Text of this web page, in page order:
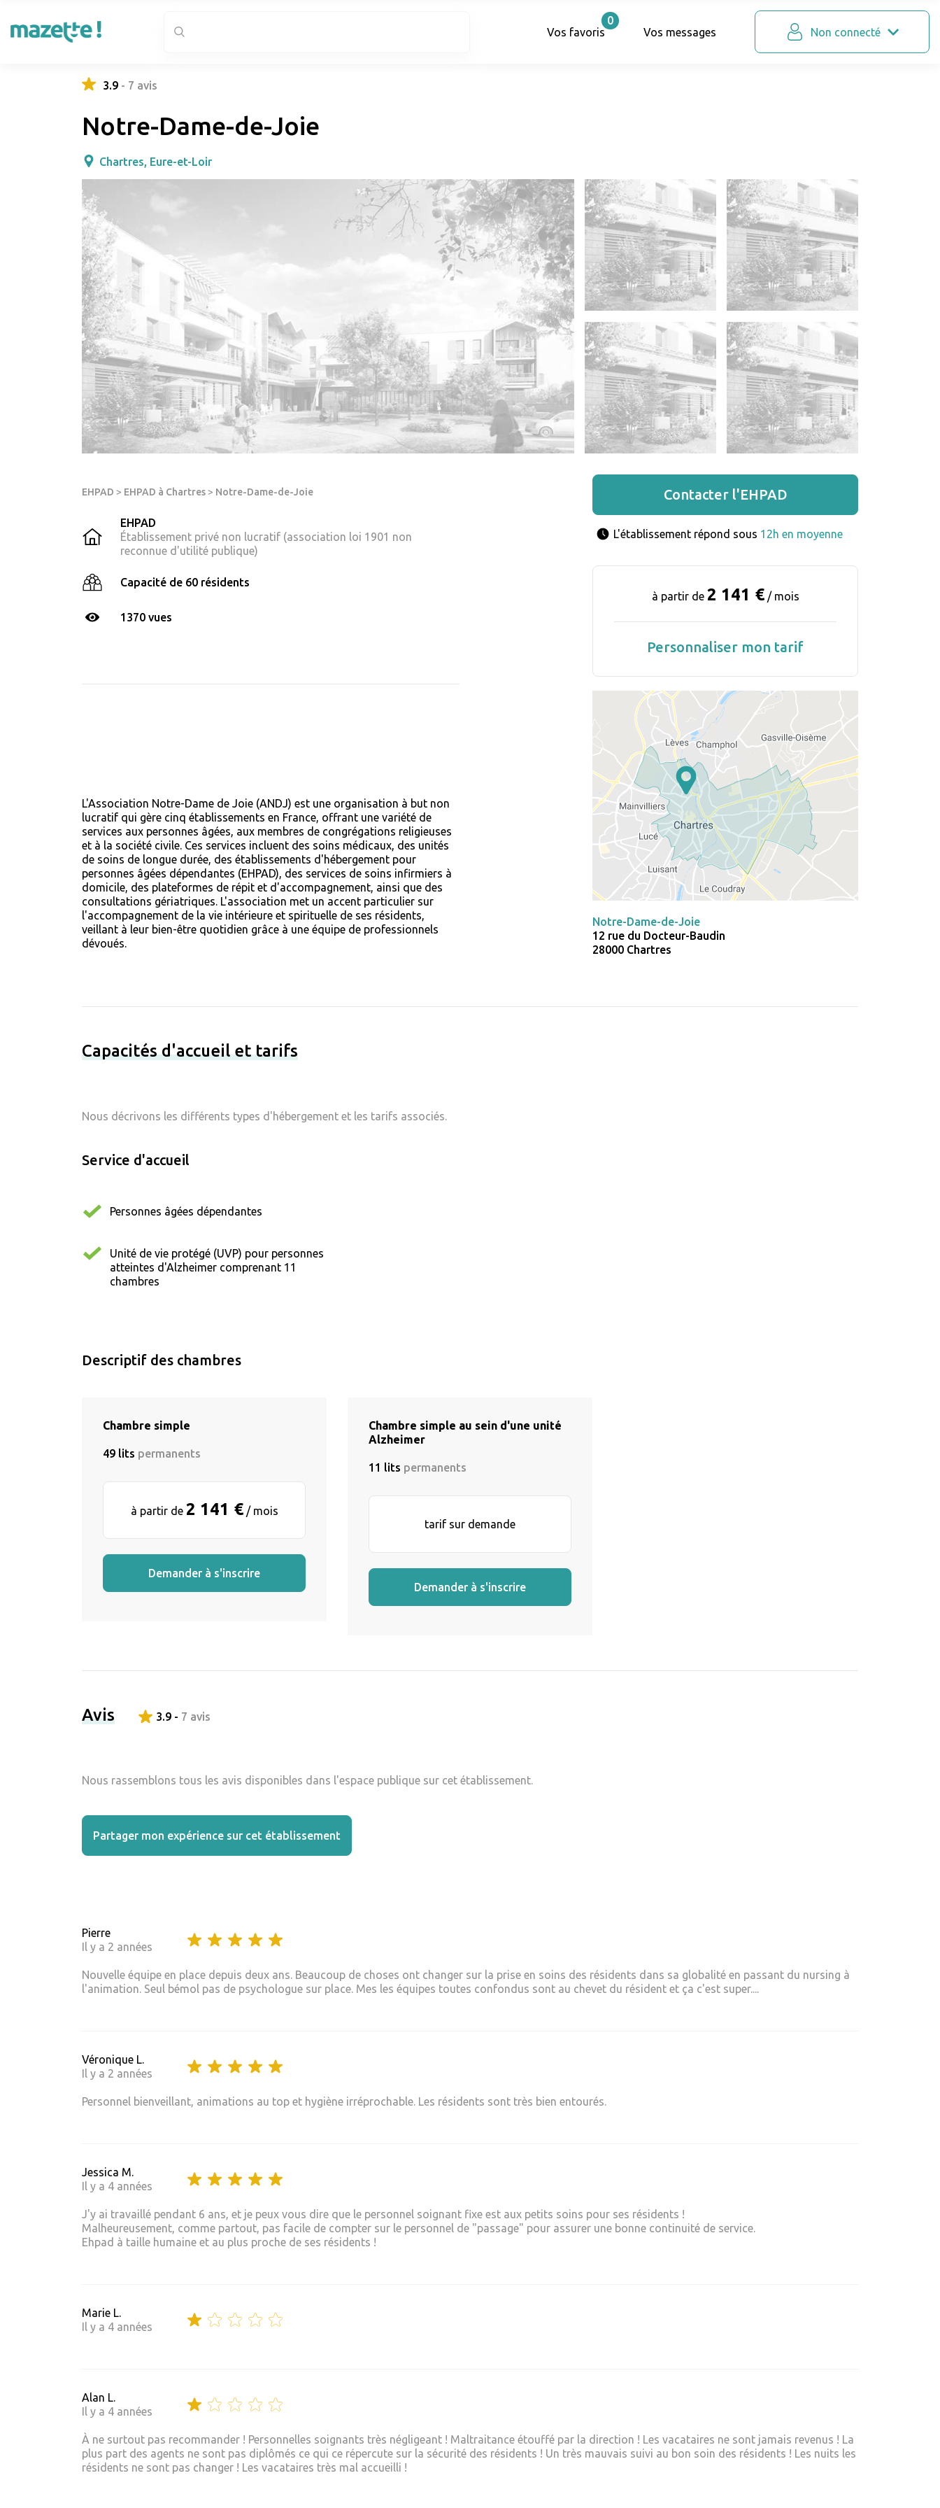
Vos favoris
0
Vos messages
Non connecté
3.9 - 7 avis
Notre-Dame-de-Joie
Chartres, Eure-et-Loir
EHPAD > EHPAD à Chartres > Notre-Dame-de-Joie
EHPAD
Établissement privé non lucratif (association loi 1901 non
reconnue d'utilité publique)
Capacité de 60 résidents
1370 vues
L'Association Notre-Dame de Joie (ANDJ) est une organisation à but non
lucratif qui gère cinq établissements en France, offrant une variété de
services aux personnes âgées, aux membres de congrégations religieuses
et à la société civile. Ces services incluent des soins médicaux, des unités
de soins de longue durée, des établissements d'hébergement pour
personnes âgées dépendantes (EHPAD), des services de soins infirmiers à
domicile, des plateformes de répit et d'accompagnement, ainsi que des
consultations gériatriques. L'association met un accent particulier sur
l'accompagnement de la vie intérieure et spirituelle de ses résidents,
veillant à leur bien-être quotidien grâce à une équipe de professionnels
dévoués.
Contacter l'EHPAD
L'établissement répond sous 12h en moyenne
à partir de 2 141 €/ mois
Personnaliser mon tarif
Notre-Dame-de-Joie
12 rue du Docteur-Baudin
28000 Chartres
Capacités d'accueil et tarifs
Nous décrivons les différents types d'hébergement et les tarifs associés.
Service d'accueil
Personnes âgées dépendantes
Unité de vie protégé (UVP) pour personnes
atteintes d'Alzheimer comprenant 11
chambres
Descriptif des chambres
Chambre simple
49 lits permanents
à partir de 2 141 €/ mois
Demander à s'inscrire
Chambre simple au sein d'une unité
Alzheimer
11 lits permanents
tarif sur demande
Demander à s'inscrire
Avis 3.9 - 7 avis
Nous rassemblons tous les avis disponibles dans l'espace publique sur cet établissement.
Partager mon expérience sur cet établissement
Pierre
Il y a 2 années
Nouvelle équipe en place depuis deux ans. Beaucoup de choses ont changer sur la prise en soins des résidents dans sa globalité en passant du nursing à
l'animation. Seul bémol pas de psychologue sur place. Mes les équipes toutes confondus sont au chevet du résident et ça c'est super....
Véronique L.
Il y a 2 années
Personnel bienveillant, animations au top et hygiène irréprochable. Les résidents sont très bien entourés.
Jessica M.
Il y a 4 années
J'y ai travaillé pendant 6 ans, et je peux vous dire que le personnel soignant fixe est aux petits soins pour ses résidents !
Malheureusement, comme partout, pas facile de compter sur le personnel de "passage" pour assurer une bonne continuité de service.
Ehpad à taille humaine et au plus proche de ses résidents !
Marie L.
Il y a 4 années
Alan L.
Il y a 4 années
À ne surtout pas recommander ! Personnelles soignants très négligeant ! Maltraitance étouffé par la direction ! Les vacataires ne sont jamais revenus ! La
plus part des agents ne sont pas diplômés ce qui ce répercute sur la sécurité des résidents ! Un très mauvais suivi au bon soin des résidents ! Les nuits les
résidents ne sont pas changer ! Les vacataires très mal accueilli !